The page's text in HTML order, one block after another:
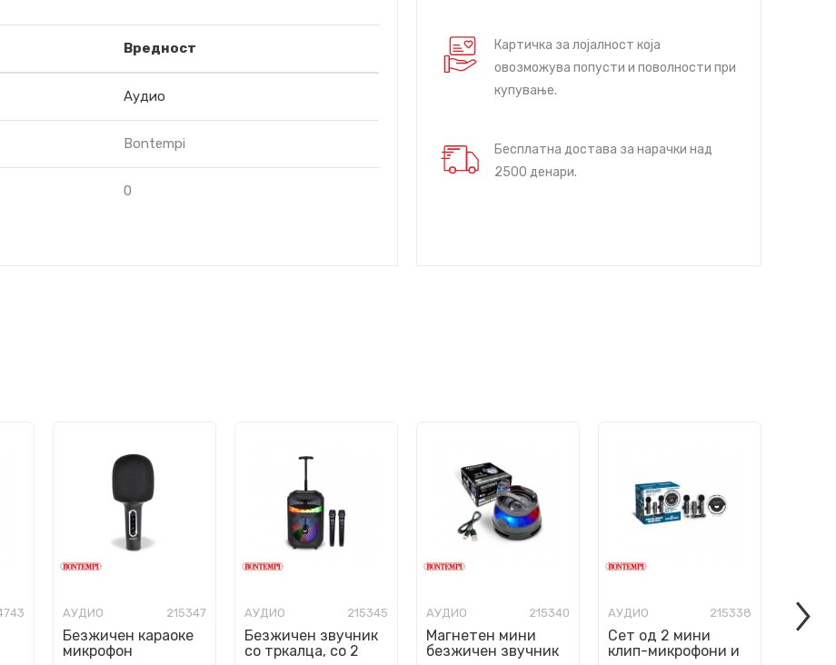
Вредност
Аудио
Bontempi
0
Картичка за лојалност која
овозможува попусти и поволности при
купување.
Бесплатна достава за нарачки над
2500 денари.
АУДИО 215347
Безжичен караоке
микрофон
АУДИО 215345
Безжичен звучник
со тркалца, со 2
АУДИО 215340
Магнетен мини
безжичен звучник
АУДИО 215338
Сет од 2 мини
клип-микрофони и
АУДИО